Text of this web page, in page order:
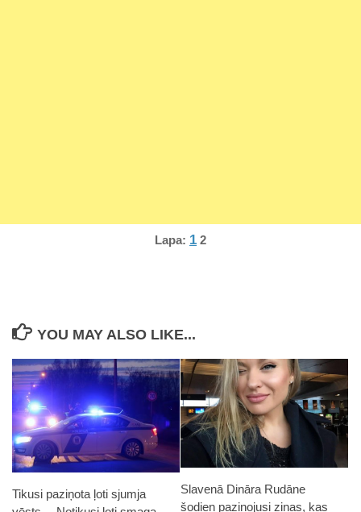
Lapa: 1 2
YOU MAY ALSO LIKE...
Tikusi paziņota ļoti sjumja
Slavenā Dināra Rudāne
šodien paziņojusi ziņas, kas